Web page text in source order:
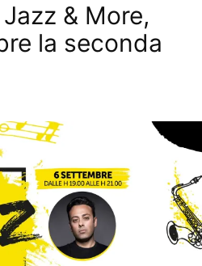
& More,
la seconda